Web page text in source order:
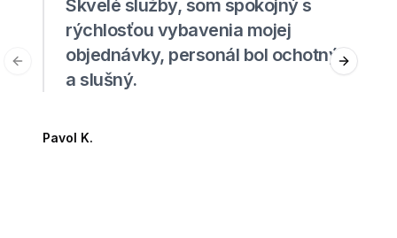
Skvelé služby, som spokojný s
rýchlosťou vybavenia mojej
objednávky, personál bol ochotný
a slušný.
Pavol K.
Previous slide Next